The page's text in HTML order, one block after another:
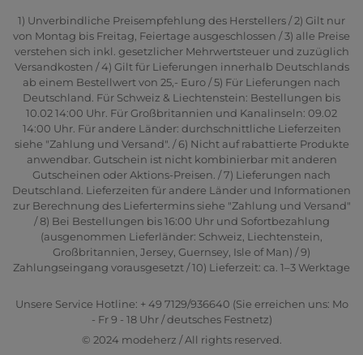
1) Unverbindliche Preisempfehlung des Herstellers / 2) Gilt nur
von Montag bis Freitag, Feiertage ausgeschlossen / 3) alle Preise
verstehen sich inkl. gesetzlicher Mehrwertsteuer und zuzüglich
Versandkosten / 4) Gilt für Lieferungen innerhalb Deutschlands
ab einem Bestellwert von 25,- Euro / 5) Für Lieferungen nach
Deutschland. Für Schweiz & Liechtenstein: Bestellungen bis
10.02 14:00 Uhr. Für Großbritannien und Kanalinseln: 09.02
14:00 Uhr. Für andere Länder: durchschnittliche Lieferzeiten
siehe "Zahlung und Versand". / 6) Nicht auf rabattierte Produkte
anwendbar. Gutschein ist nicht kombinierbar mit anderen
Gutscheinen oder Aktions-Preisen. / 7) Lieferungen nach
Deutschland. Lieferzeiten für andere Länder und Informationen
zur Berechnung des Liefertermins siehe "Zahlung und Versand"
/ 8) Bei Bestellungen bis 16:00 Uhr und Sofortbezahlung
(ausgenommen Lieferländer: Schweiz, Liechtenstein,
Großbritannien, Jersey, Guernsey, Isle of Man) / 9)
Zahlungseingang vorausgesetzt / 10) Lieferzeit: ca. 1–3 Werktage
Unsere Service Hotline: + 49 7129/936640 (Sie erreichen uns: Mo
- Fr 9 - 18 Uhr / deutsches Festnetz)
© 2024 modeherz / All rights reserved.